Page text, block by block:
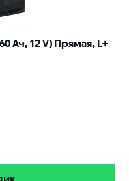
Ач, 12 V) Прямая, L+